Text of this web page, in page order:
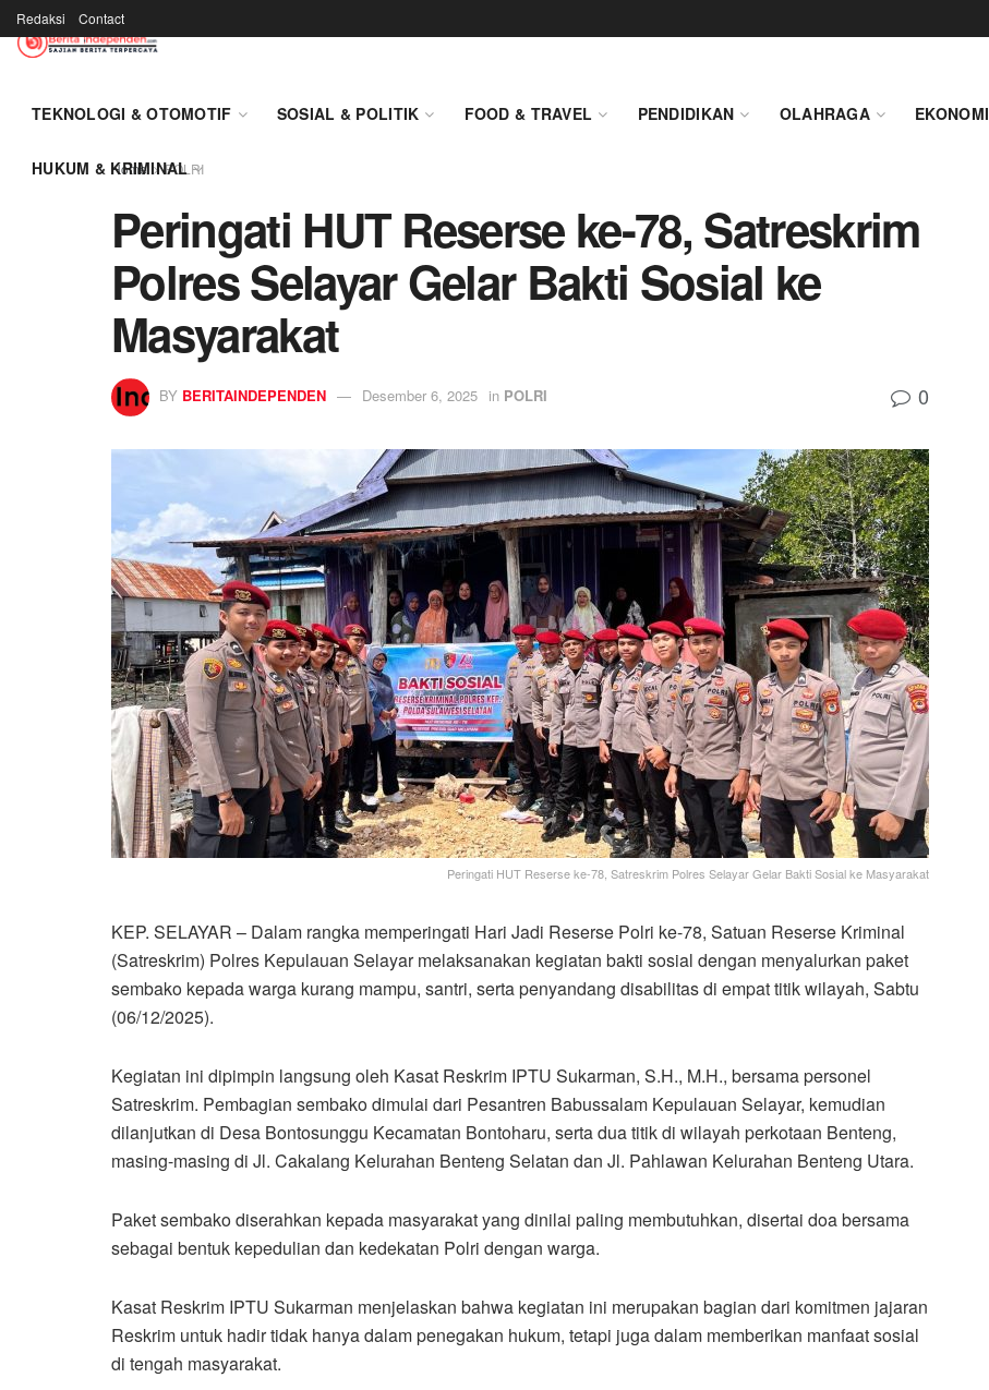
Redaksi Contact
TEKNOLOGI & OTOMOTIF SOSIAL & POLITIK FOOD & TRAVEL PENDIDIKAN OLAHRAGA EKONOMI
HUKUM & KRIMINAL
Home POLRI
Peringati HUT Reserse ke-78, Satreskrim
Polres Selayar Gelar Bakti Sosial ke
Masyarakat
BY BERITAINDEPENDEN Desember 6, 2025 in POLRI 0
Peringati HUT Reserse ke-78, Satreskrim Polres Selayar Gelar Bakti Sosial ke Masyarakat
KEP. SELAYAR – Dalam rangka memperingati Hari Jadi Reserse Polri ke-78, Satuan Reserse Kriminal
(Satreskrim) Polres Kepulauan Selayar melaksanakan kegiatan bakti sosial dengan menyalurkan paket
sembako kepada warga kurang mampu, santri, serta penyandang disabilitas di empat titik wilayah, Sabtu
(06/12/2025).
Kegiatan ini dipimpin langsung oleh Kasat Reskrim IPTU Sukarman, S.H., M.H., bersama personel
Satreskrim. Pembagian sembako dimulai dari Pesantren Babussalam Kepulauan Selayar, kemudian
dilanjutkan di Desa Bontosunggu Kecamatan Bontoharu, serta dua titik di wilayah perkotaan Benteng,
masing-masing di Jl. Cakalang Kelurahan Benteng Selatan dan Jl. Pahlawan Kelurahan Benteng Utara.
Paket sembako diserahkan kepada masyarakat yang dinilai paling membutuhkan, disertai doa bersama
sebagai bentuk kepedulian dan kedekatan Polri dengan warga.
Kasat Reskrim IPTU Sukarman menjelaskan bahwa kegiatan ini merupakan bagian dari komitmen jajaran
Reskrim untuk hadir tidak hanya dalam penegakan hukum, tetapi juga dalam memberikan manfaat sosial
di tengah masyarakat.